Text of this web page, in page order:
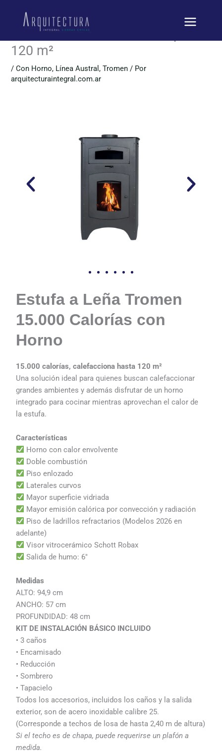
contenido
Tromen Austral 15.000 Calorías
con Horno – Estufa a Leña para
120 m²
/Con Horno, Línea Austral ,Tromen / Por
arquitecturaintegral.com.ar
Estufa a Leña Tromen
15.000 Calorías con
Horno
15.000 calorías, calefacciona hasta 120 m²
Una solución ideal para quienes buscan calefaccionar
grandes ambientes y además disfrutar de un horno
integrado para cocinar mientras aprovechan el calor de
la estufa.
Características
Horno con calor envolvente
Doble combustión
Piso enlozado
Laterales curvos
Mayor superficie vidriada
Mayor emisión calórica por convección y radiación
Piso de ladrillos refractarios (Modelos 2026 en
adelante)
Visor vitrocerámico Schott Robax
Salida de humo: 6″
Medidas
ALTO: 94,9 cm
ANCHO: 57 cm
PROFUNDIDAD: 48 cm
KIT DE INSTALACIÓN BÁSICO INCLUIDO
• 3 caños
• Encamisado
• Reducción
• Sombrero
• Tapacielo
Todos los accesorios, incluidos los caños y la salida
exterior, son de acero inoxidable calibre 25.
(Corresponde a techos de losa de hasta 2,40 m de altura)
Si el techo es de chapa, puede requerirse un plafón a
medida.